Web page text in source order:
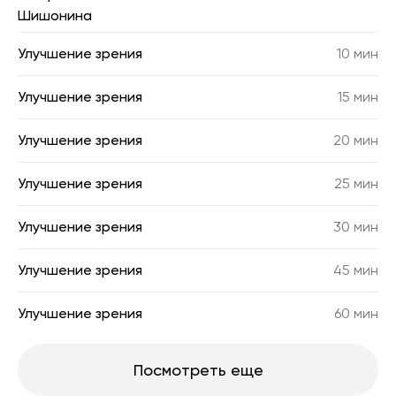
Шишонина
Улучшение зрения 10 мин
Улучшение зрения 15 мин
Улучшение зрения 20 мин
Улучшение зрения 25 мин
Улучшение зрения 30 мин
Улучшение зрения 45 мин
Улучшение зрения 60 мин
Посмотреть еще